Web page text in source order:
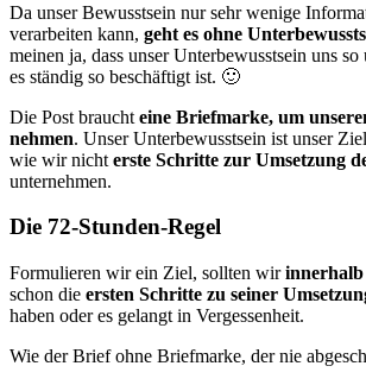
Da unser Bewusstsein nur sehr wenige
verarbeiten kann, geht es ohne
meinen ja, dass unser Unterbewusstsein uns
es ständig so beschäftigt ist. 🙂
Die Post braucht eine Briefmarke, um
nehmen. Unser Unterbewusstsein ist unser
wie wir nicht erste Schritte zur Umsetzung
unternehmen.
Die 72-Stunden-Regel
Formulieren wir ein Ziel, sollten wirinnerhalb
schon die ersten Schritte zu seiner
haben oder es gelangt in Vergessenheit.
Wie der Brief ohne Briefmarke, der nie